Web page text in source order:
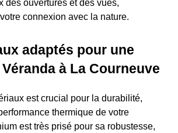
des ouvertures et des vues,
connexion avec la nature.
adaptés pour une
à La Courneuve
est crucial pour la durabilité,
thermique de votre
est très prisé pour sa robustesse,